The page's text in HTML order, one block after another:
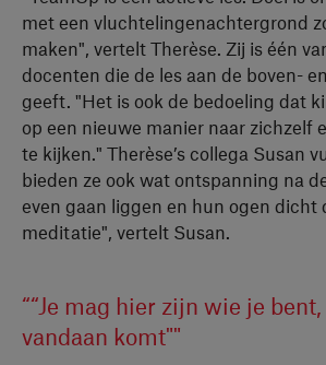
met een vluchtelingenachtergrond
maken", vertelt Therèse. Zij is één
docenten die de les aan de boven-
geeft. "Het is ook de bedoeling dat
op een nieuwe manier naar zichzelf
te kijken." Therèse’s collega Susan
bieden ze ook wat ontspanning na
even gaan liggen en hun ogen dicht
meditatie", vertelt Susan.
““Je mag hier zijn wie je
vandaan komt""